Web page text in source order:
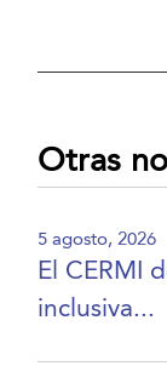
Otras
5 agosto, 2026
El CERMI
inclusiva...